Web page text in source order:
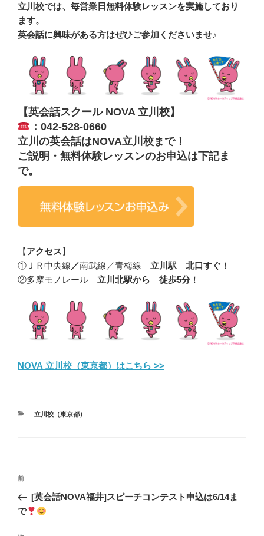
立川校では、毎営業日無料体験レッスンを実施しており
ます。
英会話に興味がある方はぜひご参加くださいませ♪
【英会話スクール NOVA 立川校】
：042-528-0660
立川の英会話はNOVA立川校まで！
ご説明・無料体験レッスンのお申込は下記ま
で。
【アクセス】
①ＪＲ中央線 ／南武線／青梅線 立川駅 北口すぐ ！
②多摩モノレール 立川北駅から 徒歩5分！
NOVA 立川校（東京都）はこちら >>
カ
立川校（東京都）
投
ナ
前
の
投
前
[英会話NOVA福井]スピーチコンテスト申込は6/14ま
で